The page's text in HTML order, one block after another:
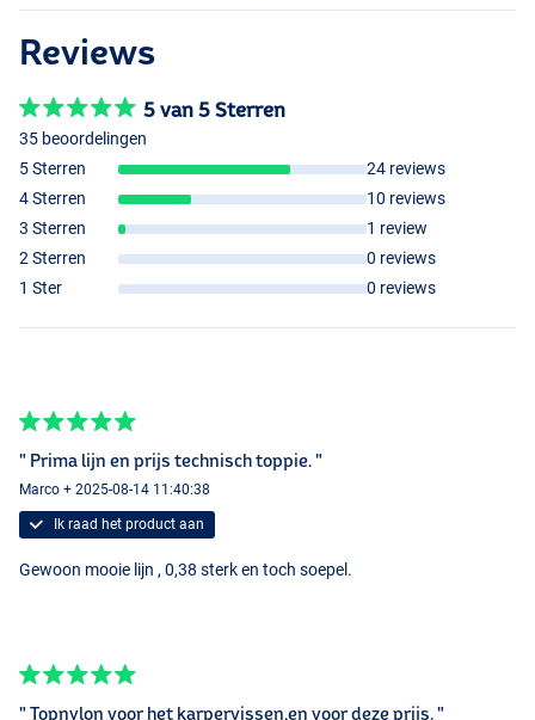
Reviews
5 van 5 Sterren
35 beoordelingen
5 Sterren
24 reviews
4 Sterren
10 reviews
3 Sterren
1 review
2 Sterren
0 reviews
1 Ster
0 reviews
" Prima lijn en prijs technisch toppie. "
Marco + 2025-08-14 11:40:38
Ik raad het product aan
Gewoon mooie lijn , 0,38 sterk en toch soepel.
" Topnylon voor het karpervissen,en voor deze prijs. "